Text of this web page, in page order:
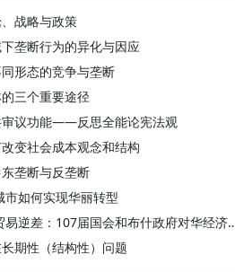
战略与政策
垄断行为的异化与因应
形态的竞争与垄断
三个重要途径
审议功能——反思全能论宪法观
变社会成本观念和结构
垄断与反垄断
如何实现华丽转型
成帅华 倪世雄：美国对外贸易逆
期性（结构性）问题